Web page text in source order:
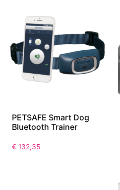
PETSAFE Smart Dog
Bluetooth Trainer
€ 132,35